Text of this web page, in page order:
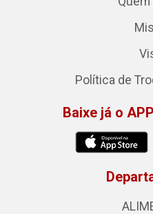
Política de
Baixe já o